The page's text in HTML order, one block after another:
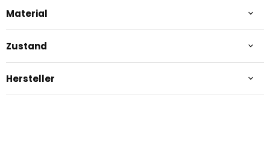
Material
Zustand
Hersteller